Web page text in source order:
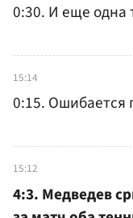
0:30. И еще одна
15:14
0:15. Ошибается
15:12
4:3. Медведев